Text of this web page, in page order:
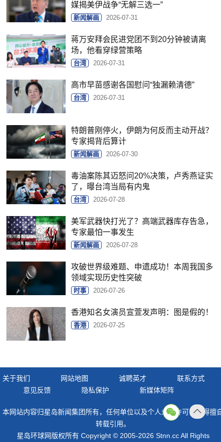
媒揭美伊战争“无解三选一”
新闻解画 2026-07-31
蒋万安拜会民进党团不到20分钟被请离
场，他看穿绿营策略
台湾 2026-07-31
高市早苗感谢各国慰问“独漏赖清德”
台湾 2026-07-31
特朗普刚停火，伊朗为何反而主动开战？
专家揭背后算计
新闻解画 2026-07-30
毒油案陈其迈怒问20%决策，卢秀燕证实
了，曝台湾当局有内鬼
台湾 2026-07-28
美军武器快打光了？高端武器库存告急，
专家最怕一事发生
新闻解画 2026-07-28
攻破世界级难题、申遗成功！本周我国多
领域实现历史性突破
时事 2026-07-26
香港知名女演员宣萱发声明：图是假的！
香港 2026-07-25
关于我们 网站地图 诚聘英才
联系方式
意见反馈
隐私保护 新媒体矩阵
本网站内容归星岛新闻集团所有，任何单位以及个人未经许可，不得擅
转载引用。
星岛环球网版权所有 Copyright © 2005-2026 Stnn.cc All Rights
顶部